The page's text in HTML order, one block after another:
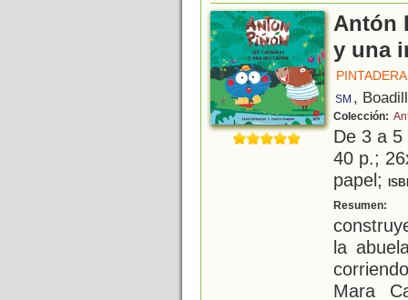
Antón
y una
SM ,
Colección:
De 3 a
40 p.;
papel;
Resumen:
la
Mara